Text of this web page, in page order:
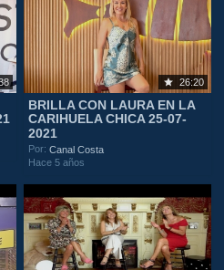
26:20
BRILLA CON LAURA EN LA
CARIHUELA CHICA 25-07-
2021
Por:Canal Costa
Hace 5 años